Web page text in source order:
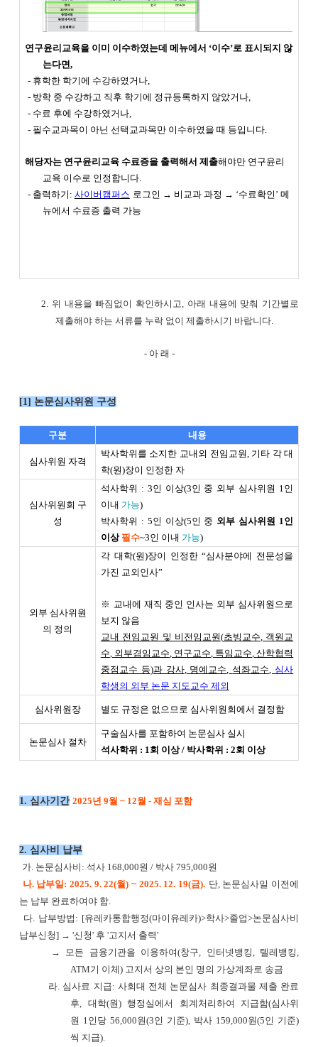
연구윤리교육을 이미 이수하였는데 메뉴에서 ‘이수’로 표시되지 않
는다면,
- 휴학한 학기에 수강하였거나,
- 방학 중 수강하고 직후 학기에 정규등록하지 않았거나,
- 수료 후에 수강하였거나,
- 필수교과목이 아닌 선택교과목만 이수하였을 때 등입니다.
해당자는 연구윤리교육 수료증을 출력해서 제출해야만 연구윤리
교육 이수로 인정합니다.
- 출력하기: 사이버캠퍼스 로그인 → 비교과 과정 → ‘수료확인’ 메
뉴에서 수료증 출력 가능
2. 위 내용을 빠짐없이 확인하시고, 아래 내용에 맞춰 기간별로
제출해야 하는 서류를 누락 없이 제출하시기 바랍니다.
- 아 래 -
[1] 논문심사위원 구성
구분 내용
심사위원 자격
박사학위를 소지한 교내외 전임교원, 기타 각 대
학(원)장이 인정한 자
심사위원회 구
성
석사학위 : 3인 이상(3인 중 외부 심사위원 1인
이내 가능)
박사학위 : 5인 이상(5인 중 외부 심사위원 1인
이상 필수~3인 이내 가능)
외부 심사위원
의 정의
각 대학(원)장이 인정한 “심사분야에 전문성을
가진 교외인사”
※ 교내에 재직 중인 인사는 외부 심사위원으로
보지 않음
교내 전임교원 및 비전임교원(초빙교수 객원교
수 외부겸임교수 연구교수 특임교수 ,산학협력
중점교수 등)과 강사, 명예교수 석좌교수
심사
학생의 외부 논문 지도교수 제외
심사위원장 별도 규정은 없으므로 심사위원회에서 결정함
논문심사 절차
구술심사를 포함하여 논문심사 실시
석사학위 : 1회 이상 / 박사학위 : 2회 이상
1. 심사기간 2025년 9월 ~ 12월 - 재심 포함
2. 심사비 납부
가. 논문심사비: 석사 168,000원 / 박사 795,000원
나. 납부일: 2025. 9. 22(월) ~ 2025. 12. 19(금). 단, 논문심사일 이전에
는 납부 완료하여야 함.
다. 납부방법: [유레카통합행정(마이유레카)>학사>졸업>논문심사비
납부신청] → '신청' 후 '고지서 출력'
→ 모든 금융기관을 이용하여(창구, 인터넷뱅킹, 텔레뱅킹,
ATM기 이체) 고지서 상의 본인 명의 가상계좌로 송금
라. 심사료 지급: 사회대 전체 논문심사 최종결과물 제출 완료
후, 대학(원) 행정실에서 회계처리하여 지급함(심사위
원 1인당 56,000원(3인 기준), 박사 159,000원(5인 기준)
씩 지급).